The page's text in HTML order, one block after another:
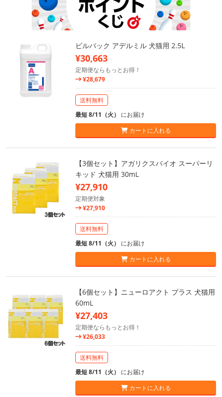
ビルバック アデルミル 犬猫用 2.5L
¥30,663
定期便ならもっとお得！
¥28,679
送料無料
最短 8/11（火） にお届け
カートに入れる
【3個セット】アガリクスバイオ スーパーリ
キッド 犬猫用 30mL
¥27,910
定期便対象
¥27,910
送料無料
最短 8/11（火） にお届け
カートに入れる
【6個セット】ニューロアクト プラス 犬猫用
60mL
¥27,403
定期便ならもっとお得！
¥26,033
送料無料
最短 8/11（火） にお届け
カートに入れる